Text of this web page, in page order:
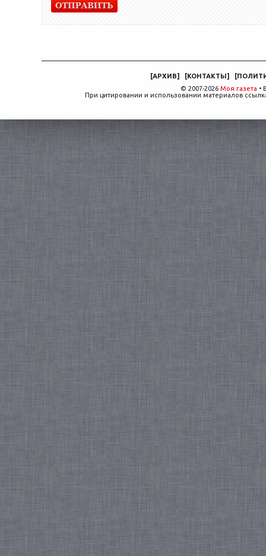
[АРХИВ] [КОНТАКТЫ] [
© 2007-2026 Моя газета •
При цитировании и использовании материалов